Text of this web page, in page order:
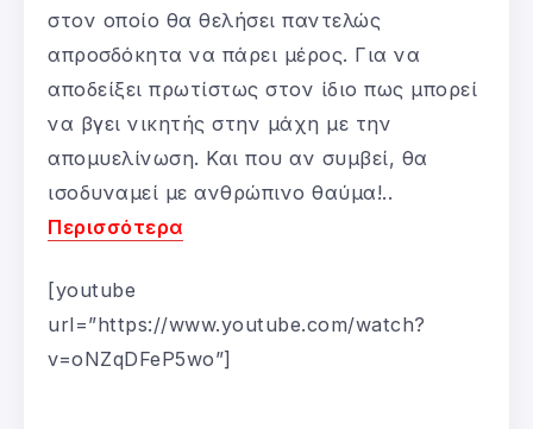
στον οποίο θα θελήσει παντελώς
απροσδόκητα να πάρει μέρος. Για να
αποδείξει πρωτίστως στον ίδιο πως μπορεί
να βγει νικητής στην μάχη με την
απομυελίνωση. Και που αν συμβεί, θα
ισοδυναμεί με ανθρώπινο θαύμα!..
Περισσότερα
[youtube
url=”https://www.youtube.com/watch?
v=oNZqDFeP5wo”]